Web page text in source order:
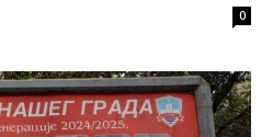
0